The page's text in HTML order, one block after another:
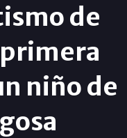
de
niño de